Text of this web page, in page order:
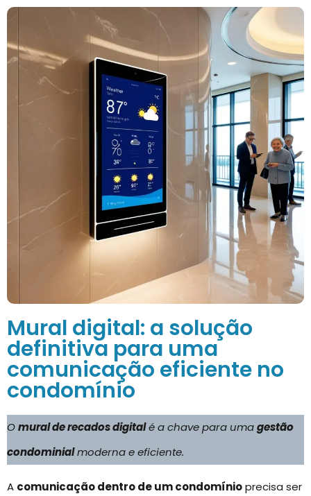
Mural digital: a solução
definitiva para uma
comunicação eficiente no
condomínio
Omural de recados digitalé a chave para umagestão
condominialmoderna e eficiente.
A comunicação dentro de um condomínioprecisa ser